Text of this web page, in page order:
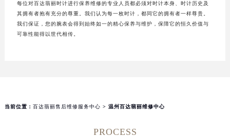
每位对百达翡丽时计进行保养维修的专业人员都必须对时计本身、时计历史及
其拥有者抱有充分的尊重。我们认为每一枚时计，都同它的拥有者一样尊贵。
我们保证，您的腕表会得到始终如一的精心保养与维护，保障它的恒久价值与
可靠性能得以世代相传。
当前位置： 百达翡丽售后维修服务中心 > 温州百达翡丽维修中心
PROCESS